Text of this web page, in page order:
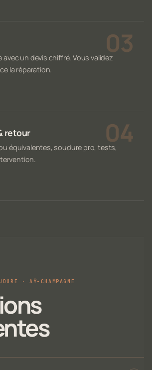
avec un devis chiffré. Vous validez
la réparation.
retour
équivalentes, soudure pro, tests,
· AŸ-CHAMPAGNE